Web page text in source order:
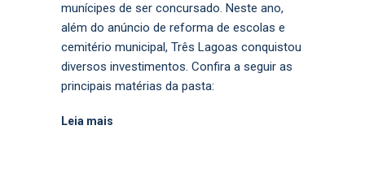
munícipes de ser concursado. Neste ano,
além do anúncio de reforma de escolas e
cemitério municipal, Três Lagoas conquistou
diversos investimentos. Confira a seguir as
principais matérias da pasta:
Leia mais